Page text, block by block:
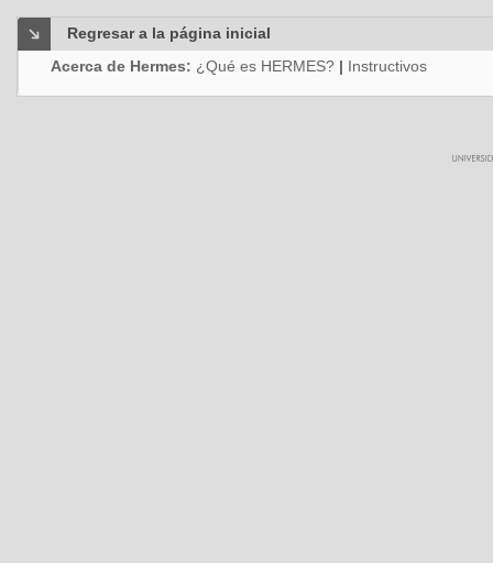
Regresar a la página inicial
Acerca de Hermes: ¿Qué es HERMES? | Instructivos